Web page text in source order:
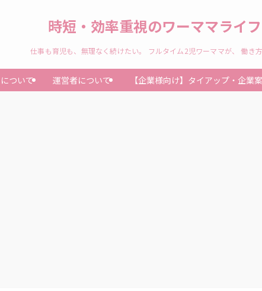
時短・効率重視のワーママライ
仕事も育児も、無理なく続けたい。 フルタイム2児ワーママが、 働き
ついて 運営者について 【企業様向け】タイアップ・企業